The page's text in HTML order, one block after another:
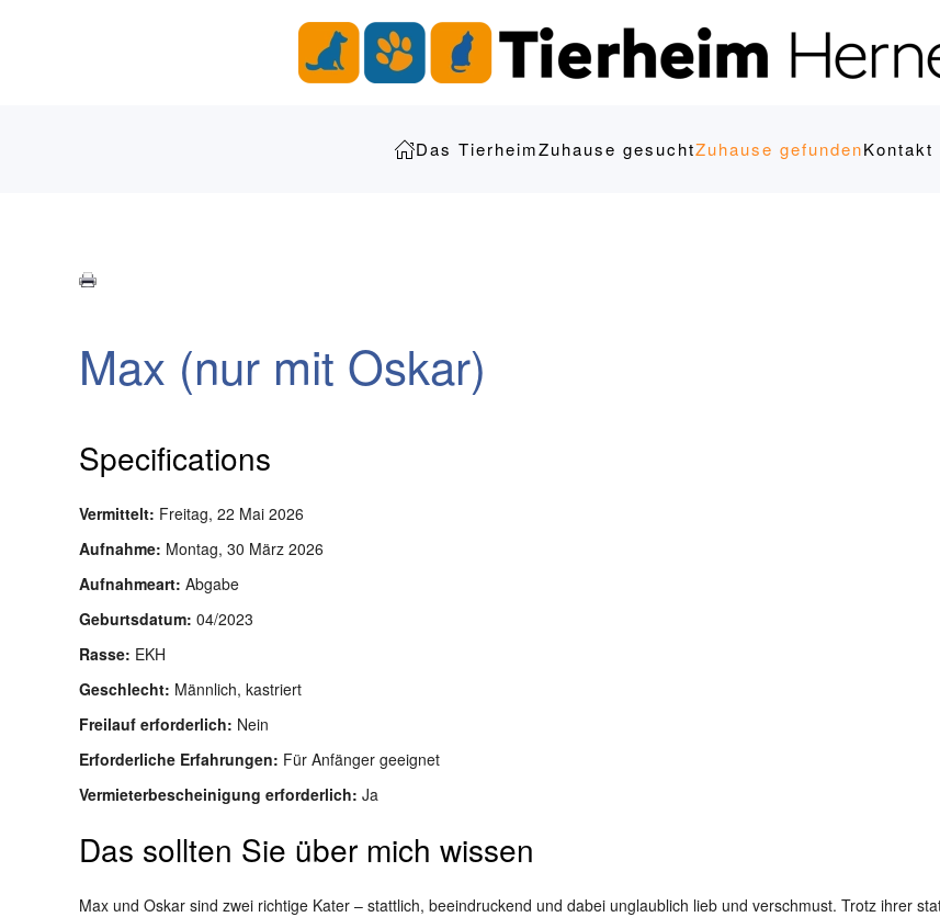
Das TierheimZuhause gesuchtZuhause gefundenKontakt
Max (nur mit Oskar)
Specifications
Vermittelt: Freitag, 22 Mai 2026
Aufnahme: Montag, 30 März 2026
Aufnahmeart: Abgabe
Geburtsdatum: 04/2023
Rasse: EKH
Geschlecht: Männlich, kastriert
Freilauf erforderlich: Nein
Erforderliche Erfahrungen: Für Anfänger geeignet
Vermieterbescheinigung erforderlich: Ja
Das sollten Sie über mich wissen
Max und Oskar sind zwei richtige Kater – stattlich, beeindruckend und dabei unglaublich lieb und verschmust. Trotz ihrer